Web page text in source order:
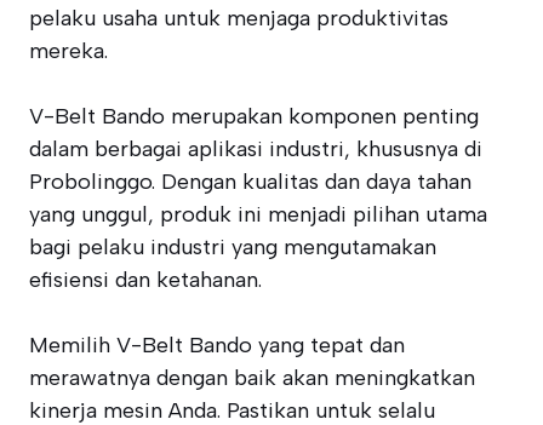
pelaku usaha untuk menjaga produktivitas
mereka.
V-Belt Bando merupakan komponen penting
dalam berbagai aplikasi industri, khususnya di
Probolinggo. Dengan kualitas dan daya tahan
yang unggul, produk ini menjadi pilihan utama
bagi pelaku industri yang mengutamakan
efisiensi dan ketahanan.
Memilih V-Belt Bando yang tepat dan
merawatnya dengan baik akan meningkatkan
kinerja mesin Anda. Pastikan untuk selalu